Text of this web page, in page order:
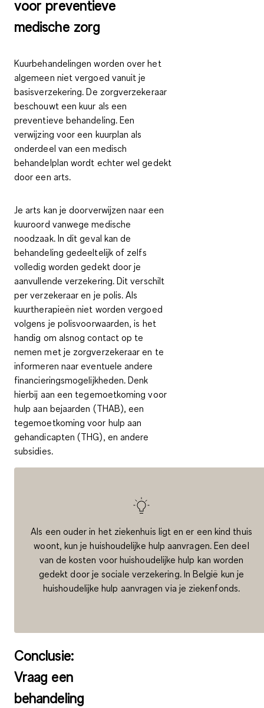
voor preventieve
medische zorg
Kuurbehandelingen worden over het
algemeen niet vergoed vanuit je
basisverzekering. De zorgverzekeraar
beschouwt een kuur als een
preventieve behandeling. Een
verwijzing voor een kuurplan als
onderdeel van een medisch
behandelplan wordt echter wel gedekt
door een arts.
Je arts kan je doorverwijzen naar een
kuuroord vanwege medische
noodzaak. In dit geval kan de
behandeling gedeeltelijk of zelfs
volledig worden gedekt door je
aanvullende verzekering. Dit verschilt
per verzekeraar en je polis. Als
kuurtherapieën niet worden vergoed
volgens je polisvoorwaarden, is het
handig om alsnog contact op te
nemen met je zorgverzekeraar en te
informeren naar eventuele andere
financieringsmogelijkheden. Denk
hierbij aan een tegemoetkoming voor
hulp aan bejaarden (THAB), een
tegemoetkoming voor hulp aan
gehandicapten (THG), en andere
subsidies.
Als een ouder in het ziekenhuis ligt en er een kind thuis
woont, kun je huishoudelijke hulp aanvragen. Een deel
van de kosten voor huishoudelijke hulp kan worden
gedekt door je sociale verzekering. In België kun je
huishoudelijke hulp aanvragen via je ziekenfonds.
Conclusie:
Vraag een
behandeling